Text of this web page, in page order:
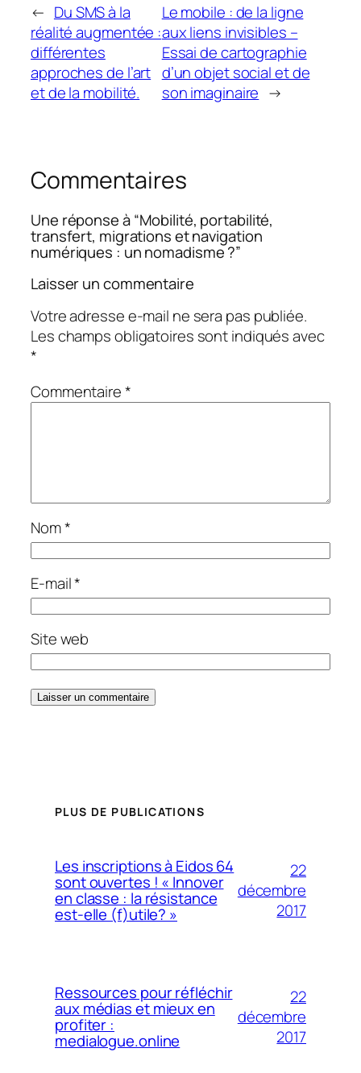
← Du SMS à la
réalité augmentée :
différentes
approches de l’art
et de la mobilité.
Le mobile : de la ligne
aux liens invisibles –
Essai de cartographie
d’un objet social et de
son imaginaire →
Commentaires
Une réponse à “Mobilité, portabilité,
transfert, migrations et navigation
numériques : un nomadisme ?”
Laisser un commentaire
Votre adresse e-mail ne sera pas publiée.
Les champs obligatoires sont indiqués avec
*
Commentaire*
Nom*
E-mail*
Site web
PLUS DE PUBLICATIONS
Les inscriptions à Eidos 64
sont ouvertes ! « Innover
en classe : la résistance
est-elle (f)utile? »
22
décembre
2017
Ressources pour réfléchir
aux médias et mieux en
profiter :
medialogue.online
22
décembre
2017